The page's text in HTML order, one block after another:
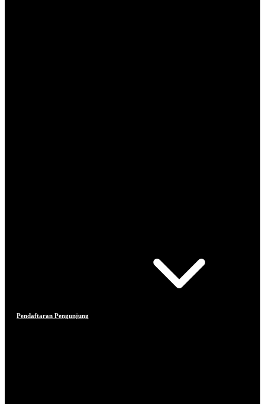
Pendaftaran Pengunjung